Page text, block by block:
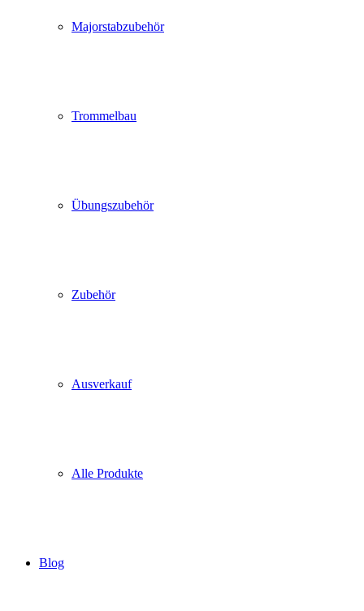
Majorstabzubehör
Trommelbau
Übungszubehör
Zubehör
Ausverkauf
Alle Produkte
Blog